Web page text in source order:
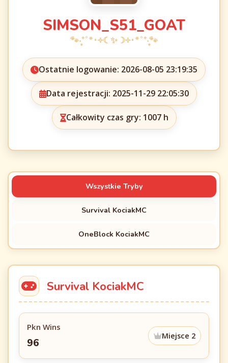
SIMSON_S51_GOAT
Ostatnie logowanie: 2026-08-05 23:19:35
Data rejestracji: 2025-11-29 22:05:30
Całkowity czas gry: 1007 h
Wszystkie Tryby
Survival KociakMC
OneBlock KociakMC
Survival KociakMC
Pkn Wins
96
Miejsce 2